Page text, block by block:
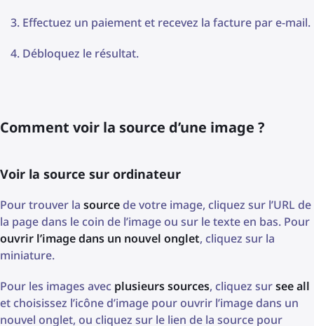
Effectuez un paiement et recevez la facture par e-mail.
Débloquez le résultat.
Comment voir la source d’une image ?
Voir la source sur ordinateur
Pour trouver la sourcede votre image, cliquez sur l’URL de
la page dans le coin de l’image ou sur le texte en bas. Pour
ouvrir l’image dans un nouvel onglet, cliquez sur la
miniature.
Pour les images avec plusieurs sources, cliquez sursee all
et choisissez l’icône d’image pour ouvrir l’image dans un
nouvel onglet, ou cliquez sur le lien de la source pour